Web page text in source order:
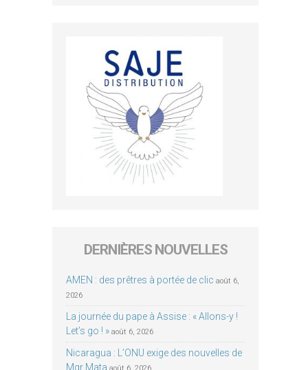
DERNIÈRES NOUVELLES
AMEN : des prêtres à portée de clic août 6,
2026
La journée du pape à Assise : « Allons-y !
Let’s go ! » août 6, 2026
Nicaragua : L’ONU exige des nouvelles de
Mgr Mata